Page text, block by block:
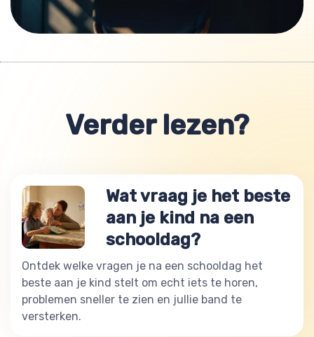
Verder lezen?
Wat vraag je het beste
aan je kind na een
schooldag?
Ontdek welke vragen je na een schooldag het
beste aan je kind stelt om echt iets te horen,
problemen sneller te zien en jullie band te
versterken.